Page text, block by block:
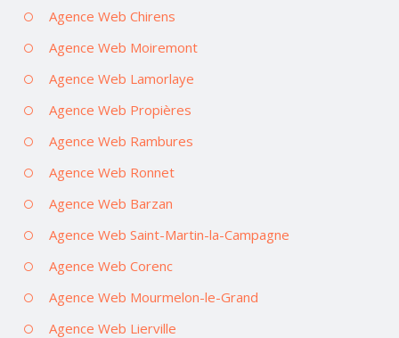
Agence Web Chirens
Agence Web Moiremont
Agence Web Lamorlaye
Agence Web Propières
Agence Web Rambures
Agence Web Ronnet
Agence Web Barzan
Agence Web Saint-Martin-la-Campagne
Agence Web Corenc
Agence Web Mourmelon-le-Grand
Agence Web Lierville